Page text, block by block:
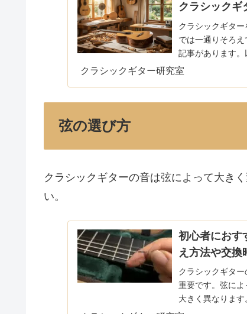
クラシックギ
クラシックギタ
では一通りそろ
記事があります。
どき女子さんのHP
クラシックギター研究室
弦の選び方
クラシックギターの音は弦によって大き
い。
初心者におす
え方法や交換
クラシックギタ
重要です。弦に
大きく異なりま